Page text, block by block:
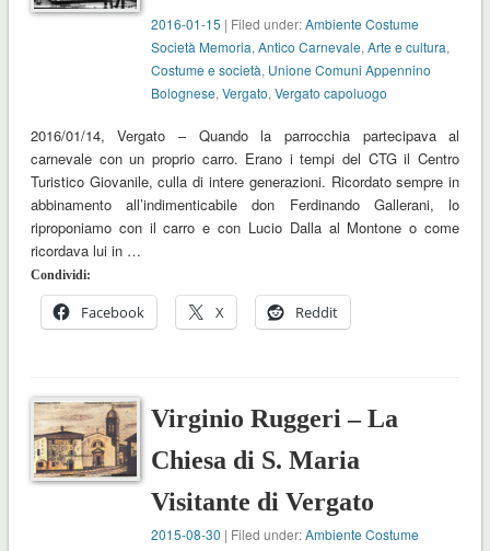
2016-01-15 | Filed under:Ambiente Costume
Società Memoria,Antico Carnevale,Arte e cultura,
Costume e società, Unione Comuni Appennino
Bolognese,Vergato,Vergato capoluogo
2016/01/14, Vergato – Quando la parrocchia partecipava al
carnevale con un proprio carro. Erano i tempi del CTG il Centro
Turistico Giovanile, culla di intere generazioni. Ricordato sempre in
abbinamento all’indimenticabile don Ferdinando Gallerani, lo
riproponiamo con il carro e con Lucio Dalla al Montone o come
ricordava lui in …
Condividi:
Facebook X Reddit
Virginio Ruggeri – La
Chiesa di S. Maria
Visitante di Vergato
2015-08-30 | Filed under:Ambiente Costume